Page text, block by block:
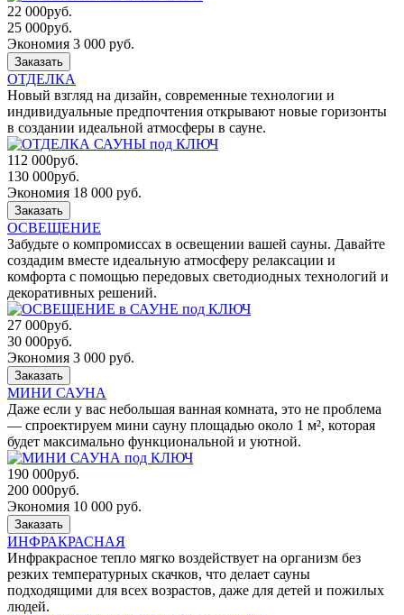
22 000руб.
25 000руб.
Экономия 3 000 руб.
Заказать
ОТДЕЛКА
Новый взгляд на дизайн, современные технологии и
индивидуальные предпочтения открывают новые горизонты
в создании идеальной атмосферы в сауне.
112 000руб.
130 000руб.
Экономия 18 000 руб.
Заказать
ОСВЕЩЕНИЕ
Забудьте о компромиссах в освещении вашей сауны. Давайте
создадим вместе идеальную атмосферу релаксации и
комфорта с помощью передовых светодиодных технологий и
декоративных решений.
27 000руб.
30 000руб.
Экономия 3 000 руб.
Заказать
МИНИ САУНА
Даже если у вас небольшая ванная комната, это не проблема
— cпроектируем мини сауну площадью около 1 м², которая
будет максимально функциональной и уютной.
190 000руб.
200 000руб.
Экономия 10 000 руб.
Заказать
ИНФРАКРАСНАЯ
Инфракрасное тепло мягко воздействует на организм без
резких температурных скачков, что делает сауны
подходящими для всех возрастов, даже для детей и пожилых
людей.